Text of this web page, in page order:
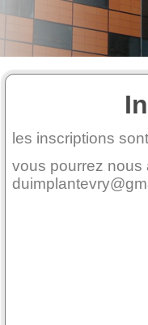
les inscriptions
vous pourrez nous